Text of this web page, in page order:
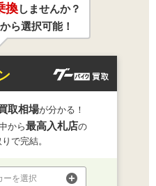
換しませんか？
ら選択可能！
取相場が分かる！
から最高入札店の
で完結。
ーを選択